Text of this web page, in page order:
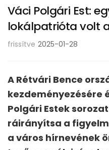
Váci Polgári Est:
lokálpatrióta volt
frissítve 2025-01-28
A Rétvári Bence
kezdeményezésére
Polgári Estek
ráirányítsa a
a város hírnevének